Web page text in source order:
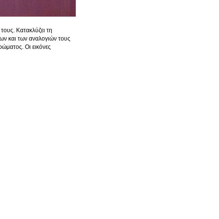
Κατακλύζει τη
και των αναλογιών τους
Οι εικόνες